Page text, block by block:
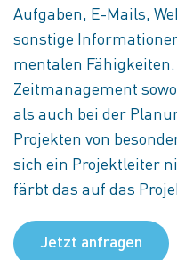
Aufgaben, E-Mails,
sonstige
mentalen
Zeitmanagement
als auch bei der
Projekten von
sich ein Projektleiter
färbt das auf das
Jetzt anfragen